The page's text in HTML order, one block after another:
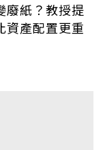
廢紙？教授提
資產配置更重